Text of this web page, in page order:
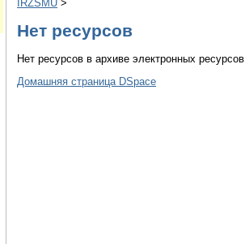
IRZSMU >
Нет ресурсов
Нет ресурсов в архиве электронных ресурсов.
Домашняя страница DSpace